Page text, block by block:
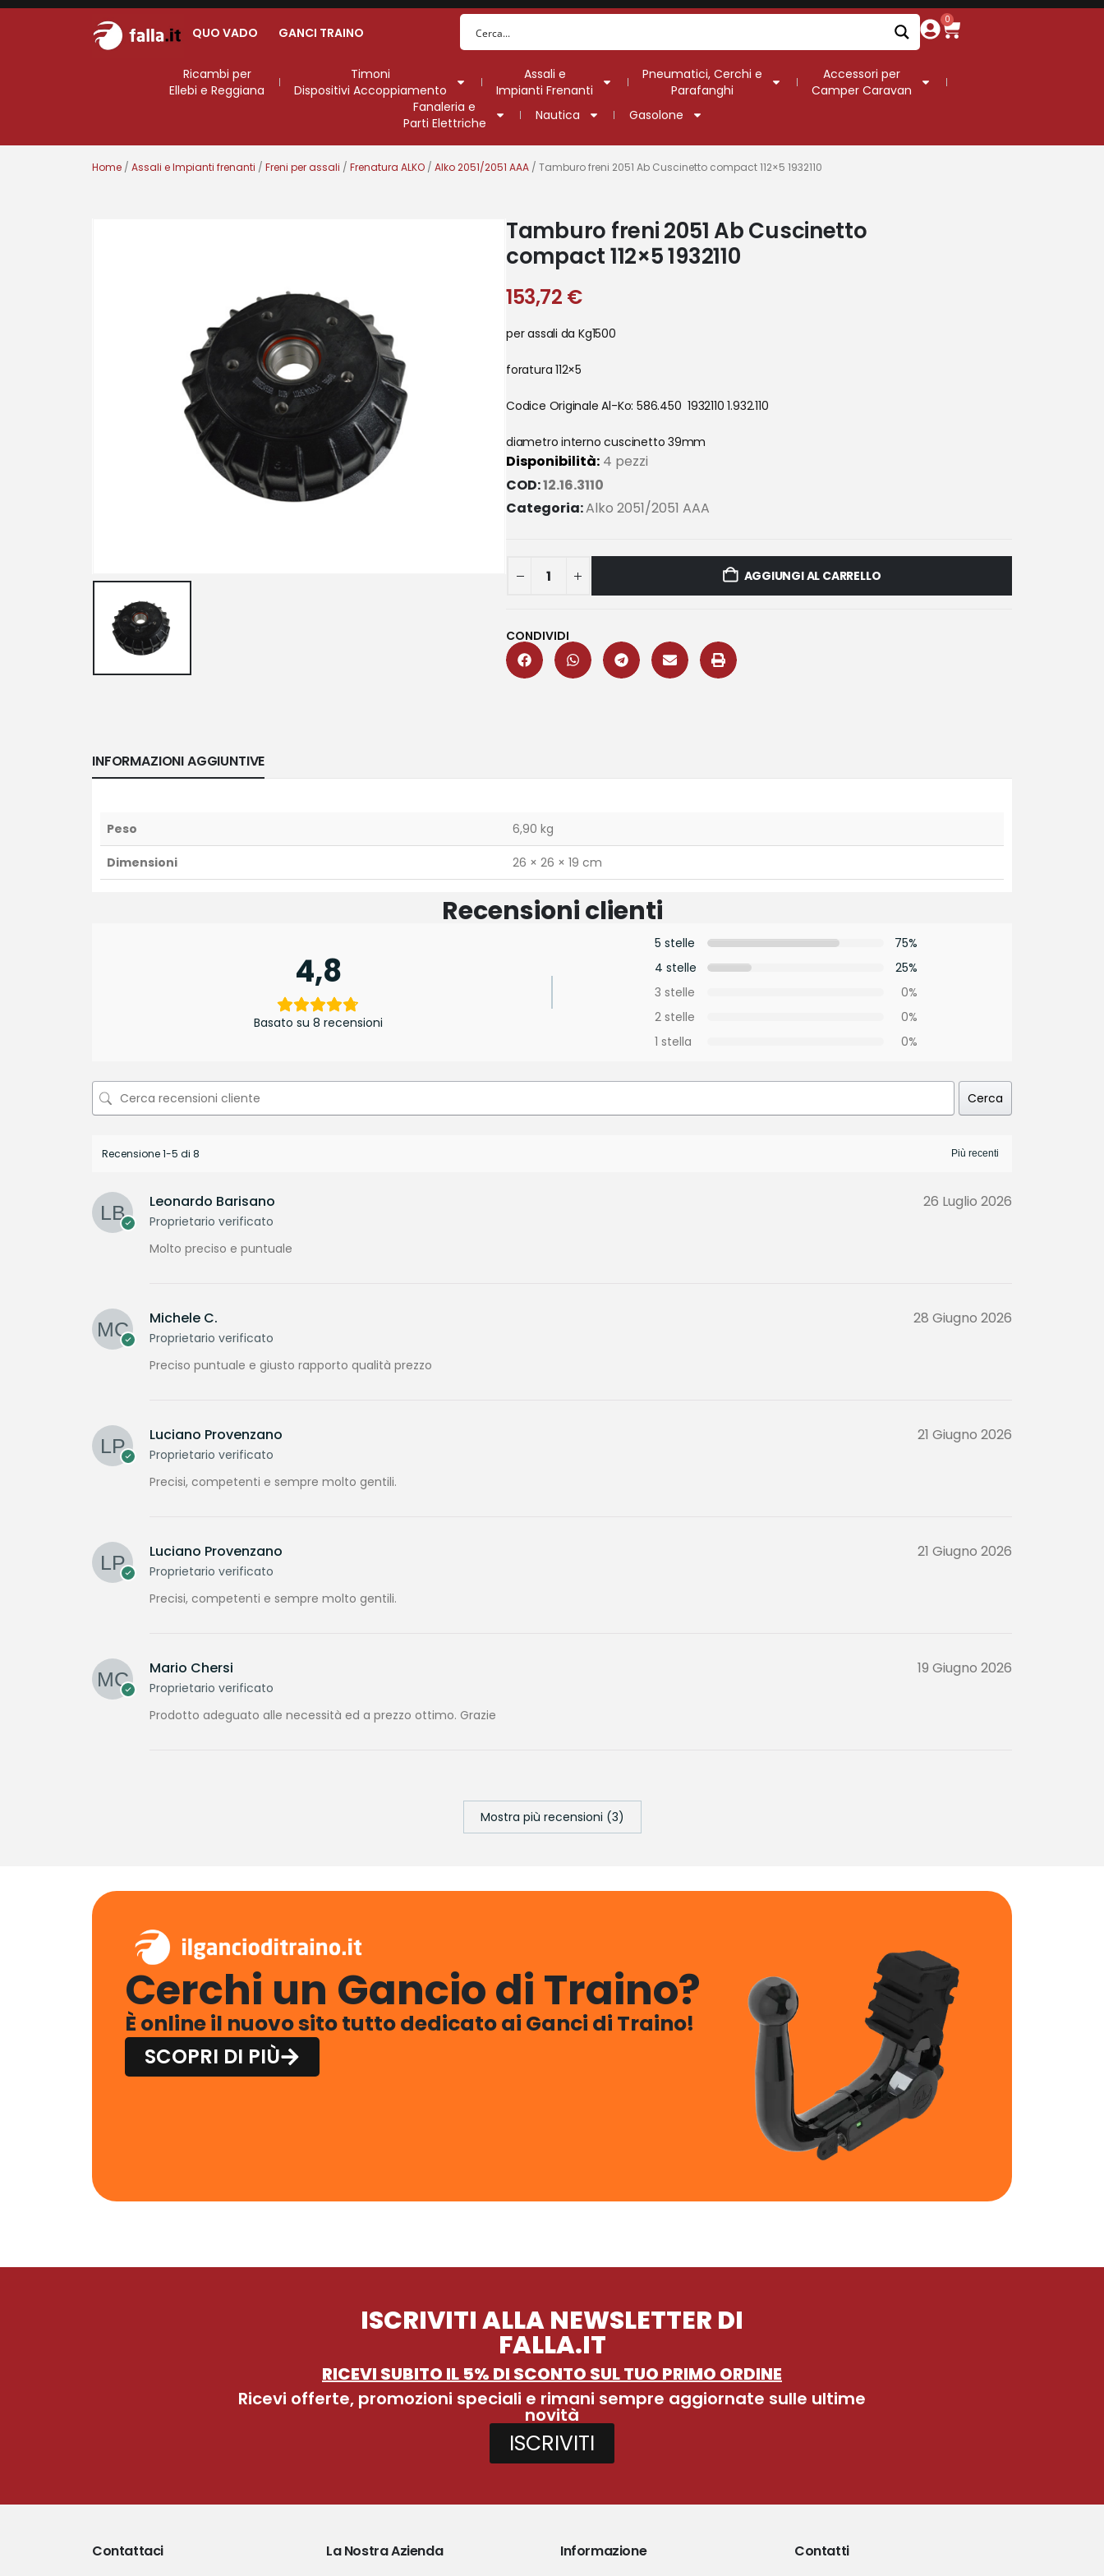
QUO VADO GANCI TRAINO
0
Ricambi per
Ellebi e Reggiana
Timoni
Dispositivi Accoppiamento
Assali e
Impianti Frenanti
Pneumatici, Cerchi e
Parafanghi
Accessori per
Camper Caravan
Fanaleria e
Parti Elettriche
Nautica Gasolone
Home / Assali e Impianti frenanti / Freni per assali / Frenatura ALKO / Alko 2051/2051 AAA / Tamburo freni 2051 Ab Cuscinetto compact 112×5 1932110
Tamburo freni 2051 Ab Cuscinetto
compact 112×5 1932110
153,72 €
per assali da Kg1500
foratura 112×5
Codice Originale Al-Ko: 586.450 1932110 1.932.110
diametro interno cuscinetto 39mm
Disponibilità: 4 pezzi
COD:12.16.3110
Categoria:Alko 2051/2051 AAA
AGGIUNGI AL CARRELLO
CONDIVIDI
INFORMAZIONI AGGIUNTIVE
Peso 6,90 kg
Dimensioni 26 × 26 × 19 cm
Recensioni clienti
4,8
Basato su 8 recensioni
5 stelle
75%
4 stelle
25%
3 stelle
0%
2 stelle
0%
1 stella
0%
Cerca
Recensione 1-5 di 8
Leonardo Barisano
Proprietario verificato
26 Luglio 2026
Molto preciso e puntuale
Michele C.
Proprietario verificato
28 Giugno 2026
Preciso puntuale e giusto rapporto qualità prezzo
Luciano Provenzano
Proprietario verificato
21 Giugno 2026
Precisi, competenti e sempre molto gentili.
Luciano Provenzano
Proprietario verificato
21 Giugno 2026
Precisi, competenti e sempre molto gentili.
Mario Chersi
Proprietario verificato
19 Giugno 2026
Prodotto adeguato alle necessità ed a prezzo ottimo. Grazie
Mostra più recensioni (3)
Cerchi un Gancio di Traino?
È online il nuovo sito tutto dedicato ai Ganci di Traino!
SCOPRI DI PIÙ
ISCRIVITI ALLA NEWSLETTER DI
FALLA.IT
RICEVI SUBITO IL 5% DI SCONTO SUL TUO PRIMO ORDINE
Ricevi offerte, promozioni speciali e rimani sempre aggiornate sulle ultime
novità
ISCRIVITI
Contattaci La Nostra Azienda Informazione Contatti